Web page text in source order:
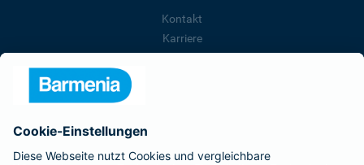
Kontakt
Karriere
Barmenia ist Teil der BarmeniaGothaer